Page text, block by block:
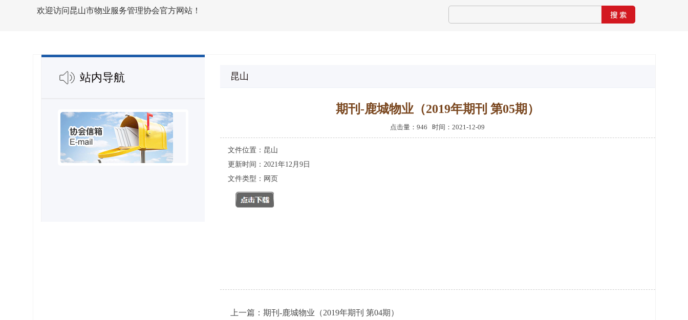
欢迎访问昆山市物业服务管理协会官方网站！
站内导航 昆山
期刊-鹿城物业（2019年期刊 第05期）
点击量：946 时间：2021-12-09
文件位置： 昆山
更新时间： 2021年12月9日
文件类型：网页
上一篇： 期刊-鹿城物业（2019年期刊 第04期）